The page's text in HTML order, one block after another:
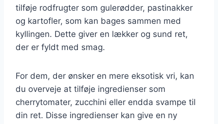
tilføje rodfrugter som gulerødder, pastinakker
og kartofler, som kan bages sammen med
kyllingen. Dette giver en lækker og sund ret,
der er fyldt med smag.
For dem, der ønsker en mere eksotisk vri, kan
du overveje at tilføje ingredienser som
cherrytomater, zucchini eller endda svampe til
din ret. Disse ingredienser kan give en ny